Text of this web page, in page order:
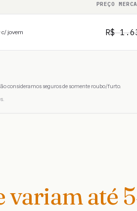
PREÇO
c/ jovem R$
consideramos seguros de somente roubo/furto.
variam até